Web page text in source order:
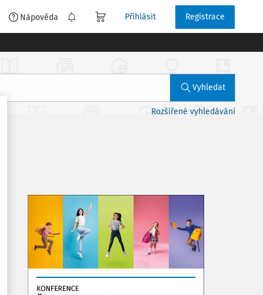
Nápověda Přihlásit Registrace
Vyhledat
Rozšířené vyhledávání